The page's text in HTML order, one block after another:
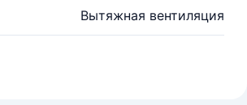
Вытяжная вентиляция